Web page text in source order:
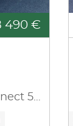
490 €
1.1 85ch Cool & Connect 5p Euro6.2